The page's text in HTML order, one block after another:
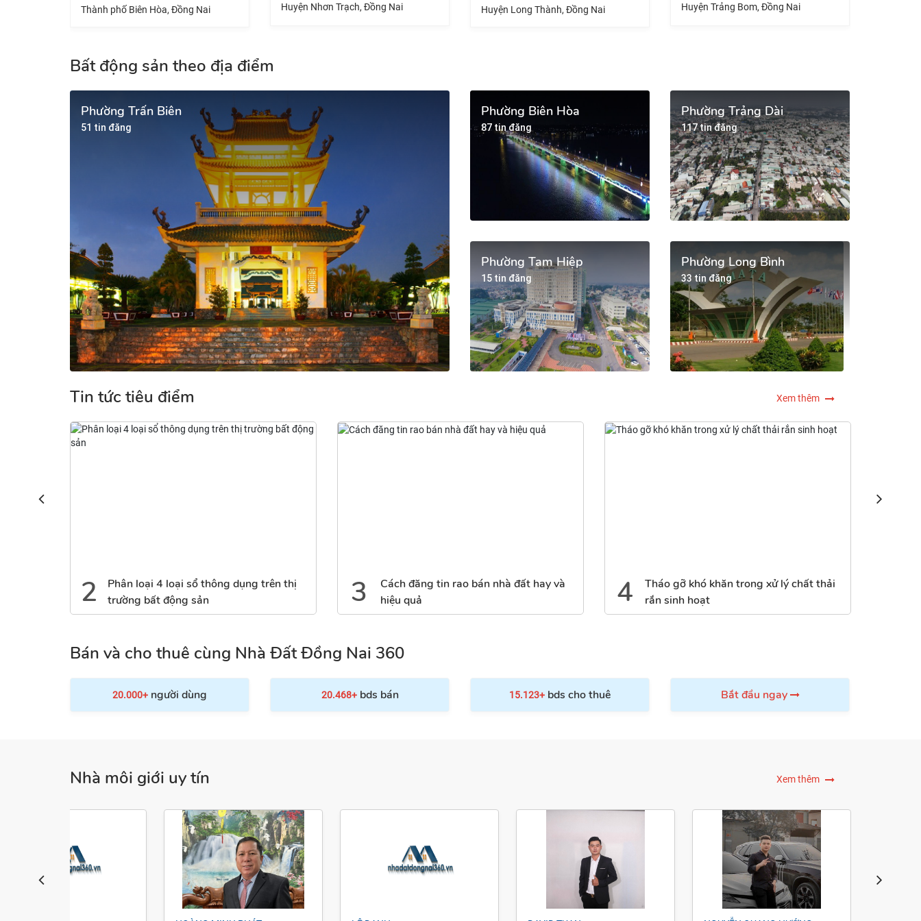
phố Biên Hòa, Đồng Nai Huyện Nhơn Trạch, Đồng Nai Huyện Long Thành, Đồng Nai Huyện Trảng Bom, Đồng Nai Huyện Nhơn Trạch, Đồng Nai
Bất động sản theo địa điểm
Phường Trấn Biên
51 tin đăng
Phường Biên Hòa
87 tin đăng
Phường Trảng Dài
117 tin đăng
Phường Tam Hiệp
15 tin đăng
Phường Long Bình
33 tin đăng
Tin tức tiêu điểm Xem thêm
Phân loại 4 loại sổ thông dụng trên thị
trường bất động sản
3
Cách đăng tin rao bán nhà đất hay và
4
Tháo gỡ khó khăn trong xử lý chất thải
rắn sinh hoạt
5
Kiến nghị điều chỉnh
Thành
Bán và cho thuê cùng Nhà Đất Đồng Nai 360
20.000+ người dùng 20.468+bds bán 15.123+ bds cho thuê Bắt đầu ngay
Nhà môi giới uy tín Xem thêm